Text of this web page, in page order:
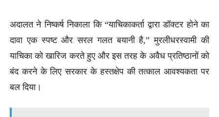
अदालत ने निष्कर्ष निकाला कि “याचिकाकर्ता द्वारा डॉक्टर होने का
दावा एक स्पष्ट और सरल गलत बयानी है,” मुरलीधरस्वामी की
याचिका को खारिज करते हुए और इस तरह के अवैध प्रतिष्ठानों को
बंद करने के लिए सरकार के हस्तक्षेप की तत्काल आवश्यकता पर
बल दिया।